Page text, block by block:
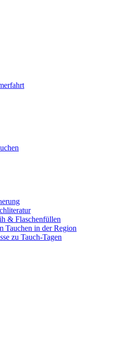
& Flaschenfüllen
Tauchen in der Region
zu Tauch-Tagen